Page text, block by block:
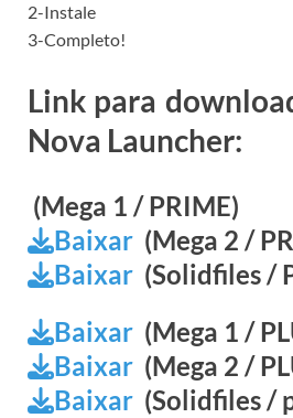
2-Instale
3-Completo!
Link para
Nova Launcher:
(Mega 1 / PRIME)
Baixar (Mega 2 /
Baixar (Solidfiles /
Baixar (Mega 1 /
Baixar (Mega 2 /
Baixar (Solidfiles /